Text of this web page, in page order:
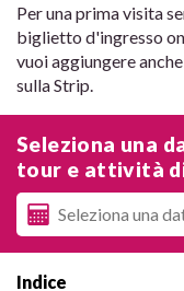
Per una prima visita
biglietto d'ingresso
vuoi aggiungere
sulla Strip.
Seleziona una
tour e attività
Indice